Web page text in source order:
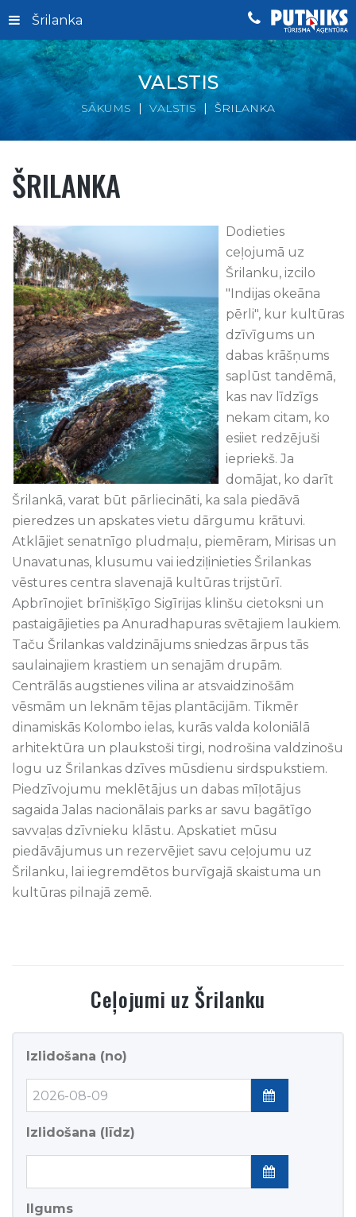
Šrilanka
VALSTIS
SĀKUMS VALSTIS ŠRILANKA
ŠRILANKA
Dodieties
ceļojumā uz
Šrilanku, izcilo
"Indijas okeāna
pērli", kur kultūras
dzīvīgums un
dabas krāšņums
saplūst tandēmā,
kas nav līdzīgs
nekam citam, ko
esiiet redzējuši
iepriekš. Ja
domājat, ko darīt
Šrilankā, varat būt pārliecināti, ka sala piedāvā
pieredzes un apskates vietu dārgumu krātuvi.
Atklājiet senatnīgo pludmaļu, piemēram, Mirisas un
Unavatunas, klusumu vai iedziļinieties Šrilankas
vēstures centra slavenajā kultūras trijstūrī.
Apbrīnojiet brīnišķīgo Sigīrijas klinšu cietoksni un
pastaigājieties pa Anuradhapuras svētajiem laukiem.
Taču Šrilankas valdzinājums sniedzas ārpus tās
saulainajiem krastiem un senajām drupām.
Centrālās augstienes vilina ar atsvaidzinošām
vēsmām un leknām tējas plantācijām. Tikmēr
dinamiskās Kolombo ielas, kurās valda koloniālā
arhitektūra un plaukstoši tirgi, nodrošina valdzinošu
logu uz Šrilankas dzīves mūsdienu sirdspukstiem.
Piedzīvojumu meklētājus un dabas mīļotājus
sagaida Jalas nacionālais parks ar savu bagātīgo
savvaļas dzīvnieku klāstu. Apskatiet mūsu
piedāvājumus un rezervējiet savu ceļojumu uz
Šrilanku, lai iegremdētos burvīgajā skaistuma un
kultūras pilnajā zemē.
Ceļojumi uz Šrilanku
Izlidošana (no)
Izlidošana (līdz)
Ilgums